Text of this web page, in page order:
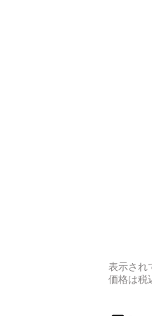
表示され
価格は税